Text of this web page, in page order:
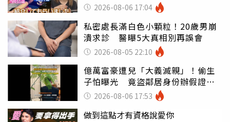
2026-08-06 17:04
私密處長滿白色小顆粒！20歲男崩
潰求診 醫曝5大真相別再誤會
2026-08-05 22:10
億萬富豪遭兒「大義滅親」！偷生
子怕曝光 竟盜鄰居身份辦假證落
戶 2026-08-06 17:53
做到這點才有資格說愛你